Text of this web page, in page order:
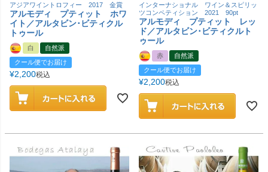
アジアワイントロフィー 2017 金賞
アルモディ プティット ホワ
イト／アルタビン･ビティクル
トゥール
白
自然派
クール便でお届け
¥2,200税込
インターナショナル ワイン＆スピリッ
ツコンペティション 2021 90pt
アルモディ プティット レッ
ド／アルタビン･ビティクルト
ゥール
赤
自然派
クール便でお届け
¥2,200税込